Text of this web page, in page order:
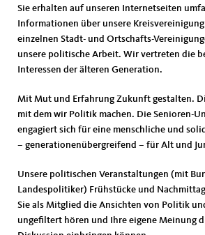
Sie erhalten auf unseren Internetseiten
Informationen über unsere
einzelnen Stadt- und Ortschafts-
unsere politische Arbeit. Wir vertreten die
Interessen der älteren Generation.
Mit Mut und Erfahrung Zukunft gestalten.
mit dem wir Politik machen. Die Senioren-
engagiert sich für eine menschliche und
– generationenübergreifend – für Alt und
Unsere politischen Veranstaltungen (mit
Landespolitiker) Frühstücke und
Sie als Mitglied die Ansichten von Politik
ungefiltert hören und Ihre eigene Meinung